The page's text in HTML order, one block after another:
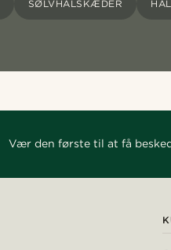
SØLVHALSKÆDER
Vær den første til at få